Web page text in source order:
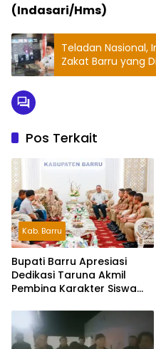
(Indasari/Hms)
Teladan Nasional,
Zakat Barru yang
Bupati Barru
Pos Terkait
Kab. Barru
Bupati Barru Apresiasi
Dedikasi Taruna Akmil
Pembina Karakter Siswa